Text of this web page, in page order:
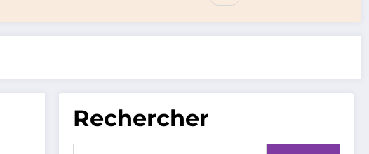
Rechercher